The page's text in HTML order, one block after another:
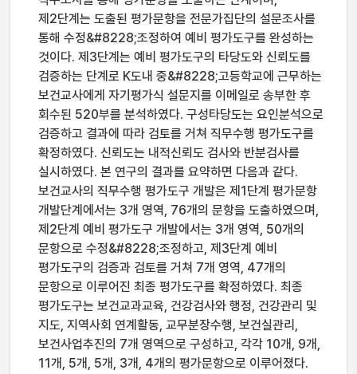
제2단계는 도출된 평가문항을 전문가집단의 설문조사를
통해 수정&#8228;조정하여 예비 평가도구를 완성하는
것이다. 제3단계는 예비 평가도구의 타당도와 신뢰도를
검증하는 단계로 K도내 중&#8228;고등학교에 근무하는
보건교사에게 자기평가식 설문지를 이메일로 송부한 후
회수된 520부를 분석하였다. 구성타당도는 요인분석으로
검증하고 결과에 따라 검토를 거쳐 직무수행 평가도구를
확정하였다. 신뢰도는 내적신뢰도 검사와 반분검사를
실시하였다. 본 연구의 결과를 요약하면 다음과 같다.
보건교사의 직무수행 평가도구 개발은 제1단계 평가문항
개발단계에서는 3개 영역, 76개의 문항을 도출하였으며,
제2단계 예비 평가도구 개발에서는 3개 영역, 50개의
문항으로 수정&#8228;조정하고, 제3단계 예비
평가도구의 검증과 검토를 거쳐 7개 영역, 47개의
문항으로 이루어진 최종 평가도구를 확정하였다. 최종
평가도구는 보건교과교육, 건강검사와 행정, 건강관리 및
지도, 지역사회 연계활동, 교무분장수행, 보건실관리,
보건사업추진의 7개 영역으로 구성하고, 각각 10개, 9개,
11개, 5개, 5개, 3개, 4개의 평가문항으로 이루어졌다.